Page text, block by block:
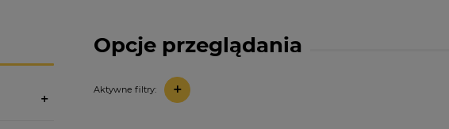
Opcje przeglądania
Aktywne filtry: +